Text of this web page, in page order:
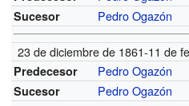
Sucesor Pedro Ogazón
23 de diciembre de 1861-11 de
Predecesor Pedro Ogazón
Sucesor Pedro Ogazón